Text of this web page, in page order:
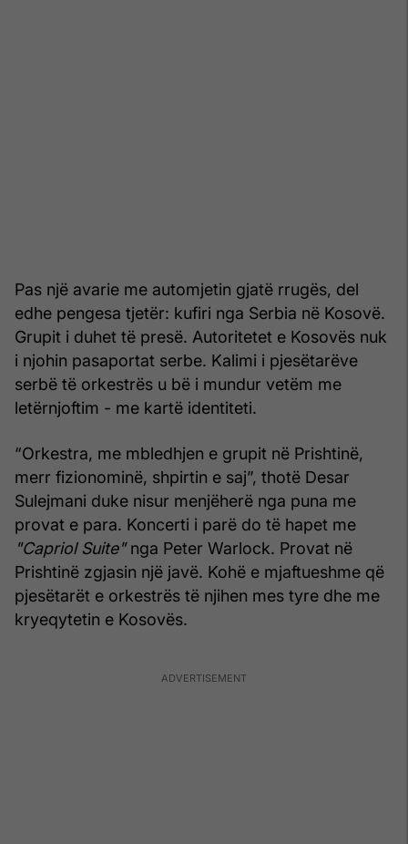
Pas një avarie me automjetin gjatë rrugës, del
edhe pengesa tjetër: kufiri nga Serbia në Kosovë.
Grupit i duhet të presë. Autoritetet e Kosovës nuk
i njohin pasaportat serbe. Kalimi i pjesëtarëve
serbë të orkestrës u bë i mundur vetëm me
letërnjoftim - me kartë identiteti.
“Orkestra, me mbledhjen e grupit në Prishtinë,
merr fizionominë, shpirtin e saj”, thotë Desar
Sulejmani duke nisur menjëherë nga puna me
provat e para. Koncerti i parë do të hapet me
"Capriol Suite"nga Peter Warlock. Provat në
Prishtinë zgjasin një javë. Kohë e mjaftueshme që
pjesëtarët e orkestrës të njihen mes tyre dhe me
kryeqytetin e Kosovës.